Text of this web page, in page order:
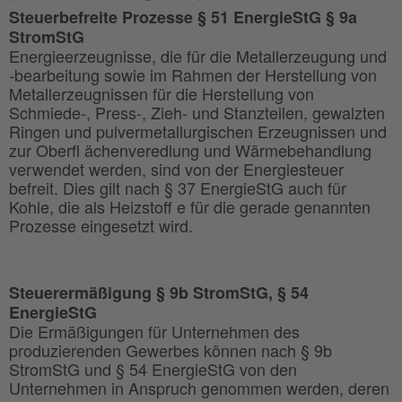
Steuerbefreite Prozesse § 51 EnergieStG § 9a
StromStG
Energieerzeugnisse, die für die Metallerzeugung und
-bearbeitung sowie im Rahmen der Herstellung von
Metallerzeugnissen für die Herstellung von
Schmiede-, Press-, Zieh- und Stanzteilen, gewalzten
Ringen und pulvermetallurgischen Erzeugnissen und
zur Oberfl ächenveredlung und Wärmebehandlung
verwendet werden, sind von der Energiesteuer
befreit. Dies gilt nach § 37 EnergieStG auch für
Kohle, die als Heizstoff e für die gerade genannten
Prozesse eingesetzt wird.
Steuerermäßigung § 9b StromStG, § 54
EnergieStG
Die Ermäßigungen für Unternehmen des
produzierenden Gewerbes können nach § 9b
StromStG und § 54 EnergieStG von den
Unternehmen in Anspruch genommen werden, deren